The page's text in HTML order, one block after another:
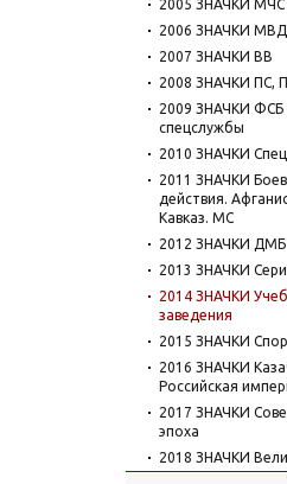
2005 ЗНАЧКИ МЧС
2006 ЗНАЧКИ МВД
2007 ЗНАЧКИ ВВ
2008 ЗНАЧКИ ПС,
2009 ЗНАЧКИ ФСБ
спецслужбы
2010 ЗНАЧКИ
2011 ЗНАЧКИ
действия.
Кавказ. МС
2012 ЗНАЧКИ ДМБ
2013 ЗНАЧКИ
2014 ЗНАЧКИ
заведения
2015 ЗНАЧКИ
2016 ЗНАЧКИ
Российская
2017 ЗНАЧКИ
эпоха
2018 ЗНАЧКИ
Отечественная